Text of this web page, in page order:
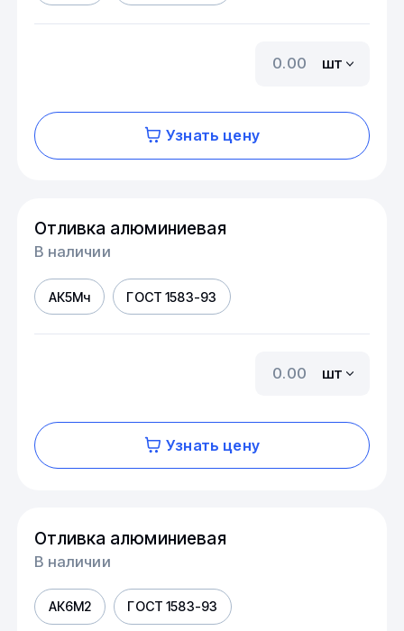
шт
Узнать цену
Отливка алюминиевая
В наличии
АК5Мч ГОСТ 1583-93
шт
Узнать цену
Отливка алюминиевая
В наличии
АК6М2 ГОСТ 1583-93